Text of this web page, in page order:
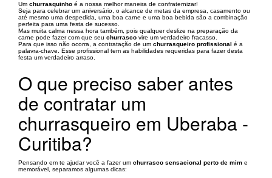
Um churrasquinho é a nossa melhor maneira de confraternizar!
Seja para celebrar um aniversário, o alcance de metas da empresa, casamento ou
até mesmo uma despedida, uma boa carne e uma boa bebida são a combinação
perfeita para uma festa de sucesso.
Mas muita calma nessa hora também, pois qualquer deslize na preparação da
carne pode fazer com que seu churrasco vire um verdadeiro fracasso.
Para que isso não ocorra, a contratação de um churrasqueiro profissional é a
palavra-chave. Esse profissional tem as habilidades requeridas para fazer desta
festa um verdadeiro arraso.
O que preciso saber antes
de contratar um
churrasqueiro em Uberaba -
Curitiba?
Pensando em te ajudar você a fazer um churrasco sensacional perto de mim e
memorável, separamos algumas dicas: